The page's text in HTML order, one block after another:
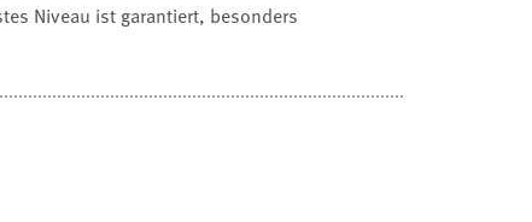
Niveau ist garantiert, besonders